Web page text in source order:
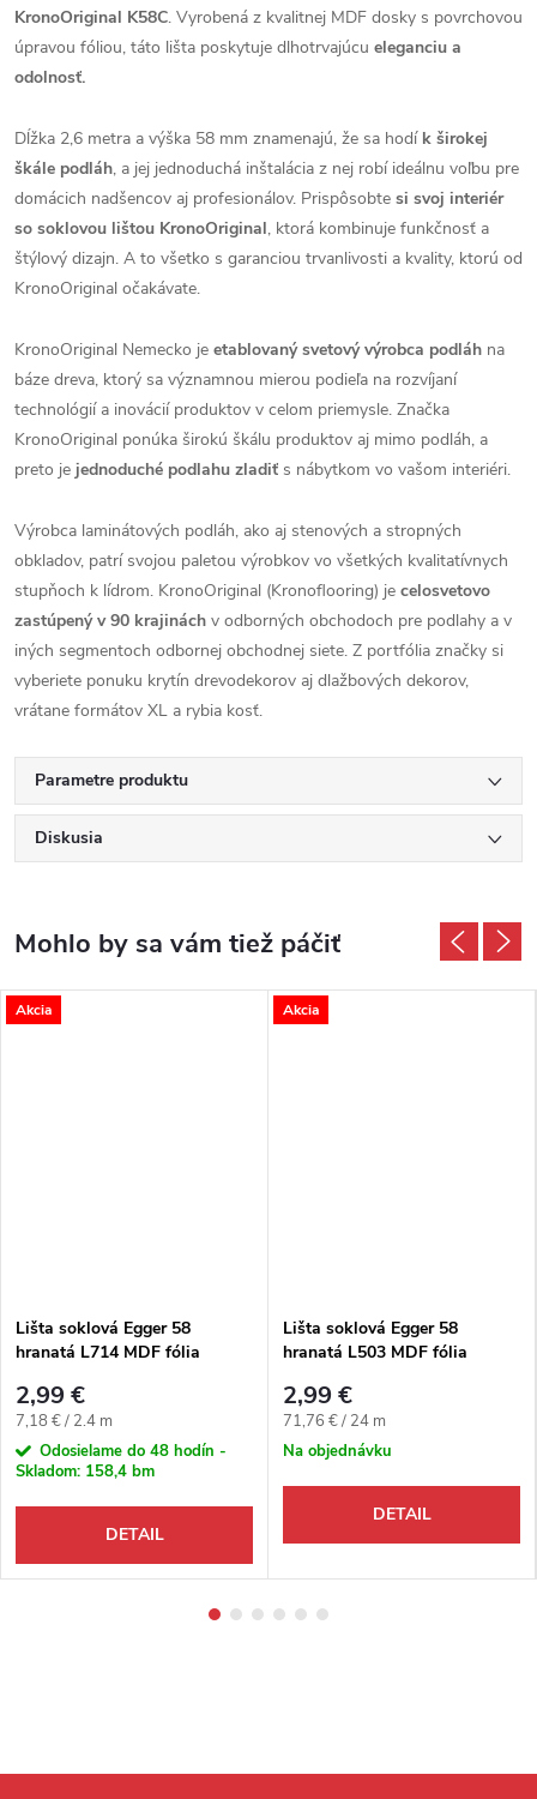
KronoOriginal K58C. Vyrobená z kvalitnej MDF dosky s povrchovou
úpravou fóliou, táto lišta poskytuje dlhotrvajúcu eleganciu a
odolnosť.
Dĺžka 2,6 metra a výška 58 mm znamenajú, že sa hodí k širokej
škále podláh, a jej jednoduchá inštalácia z nej robí ideálnu voľbu pre
domácich nadšencov aj profesionálov. Prispôsobte si svoj interiér
so soklovou lištou KronoOriginal, ktorá kombinuje funkčnosť a
štýlový dizajn. A to všetko s garanciou trvanlivosti a kvality, ktorú od
KronoOriginal očakávate.
KronoOriginal Nemecko je etablovaný svetový výrobca podláh na
báze dreva, ktorý sa významnou mierou podieľa na rozvíjaní
technológií a inovácií produktov v celom priemysle. Značka
KronoOriginal ponúka širokú škálu produktov aj mimo podláh, a
preto je jednoduché podlahu zladiť s nábytkom vo vašom interiéri.
Výrobca laminátových podláh, ako aj stenových a stropných
obkladov, patrí svojou paletou výrobkov vo všetkých kvalitatívnych
stupňoch k lídrom. KronoOriginal (Kronoflooring) je celosvetovo
zastúpený v 90 krajinách v odborných obchodoch pre podlahy a v
iných segmentoch odbornej obchodnej siete. Z portfólia značky si
vyberiete ponuku krytín drevodekorov aj dlažbových dekorov,
vrátane formátov XL a rybia kosť.
Parametre produktu
Diskusia
Akcia
Lišta soklová Egger 58
hranatá L714 MDF fólia
2,99 €
Jednotková cena:
7,18 € / 2.4 m
Odosielame do 48 hodín -
Skladom: 158,4 bm
DETAIL
Akcia
Lišta soklová Egger 58
hranatá L503 MDF fólia
2,99 €
Jednotková cena:
71,76 € / 24 m
Na objednávku
DETAIL